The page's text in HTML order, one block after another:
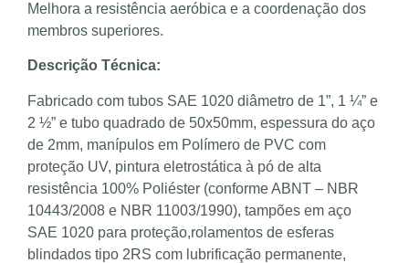
Melhora a resistência aeróbica e a coordenação dos
membros superiores.
Descrição Técnica:
Fabricado com tubos SAE 1020 diâmetro de 1”, 1 ¼” e
2 ½” e tubo quadrado de 50x50mm, espessura do aço
de 2mm, manípulos em Polímero de PVC com
proteção UV, pintura eletrostática à pó de alta
resistência 100% Poliéster (conforme ABNT – NBR
10443/2008 e NBR 11003/1990), tampões em aço
SAE 1020 para proteção,rolamentos de esferas
blindados tipo 2RS com lubrificação permanente,